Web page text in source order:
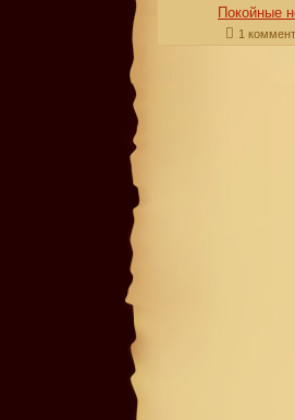
Покойные
1